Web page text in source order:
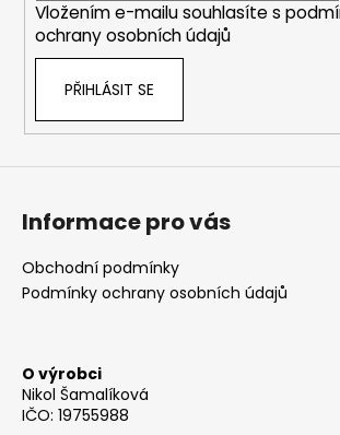
Vložením e-mailu souhlasíte s
ochrany osobních údajů
PŘIHLÁSIT SE
Informace pro vás
Obchodní podmínky
Podmínky ochrany osobních údajů
O výrobci
Nikol Šamalíková
IČO: 19755988